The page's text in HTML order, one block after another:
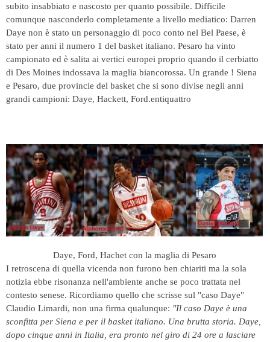
subito insabbiato e nascosto per quanto possibile. Difficile
comunque nasconderlo completamente a livello mediatico: Darren
Daye non è stato un personaggio di poco conto nel Bel Paese, è
stato per anni il numero 1 del basket italiano. Pesaro ha vinto
campionato ed è salita ai vertici europei proprio quando il cerbiatto
di Des Moines indossava la maglia biancorossa. Un grande ! Siena
e Pesaro, due provincie del basket che si sono divise negli anni
grandi campioni: Daye, Hackett, Ford.entiquattro
Daye, Ford, Hachet con la maglia di Pesaro
I retroscena di quella vicenda non furono ben chiariti ma la sola
notizia ebbe risonanza nell'ambiente anche se poco trattata nel
contesto senese. Ricordiamo quello che scrisse sul "caso Daye"
Claudio Limardi, non una firma qualunque: "Il caso Daye è una
sconfitta per Siena e per il basket italiano. Una brutta storia. Daye,
dopo cinque anni in Italia, era pronto nel giro di 24 ore a lasciare